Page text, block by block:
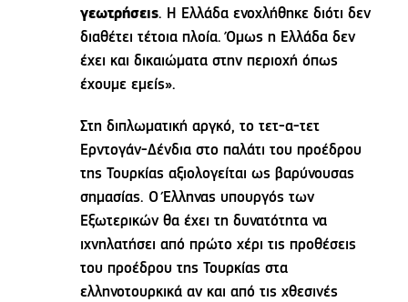
γεωτρήσεις. Η Ελλάδα ενοχλήθηκε διότι δεν
διαθέτει τέτοια πλοία. Όμως η Ελλάδα δεν
έχει και δικαιώματα στην περιοχή όπως
έχουμε εμείς».
Στη διπλωματική αργκό, το τετ-α-τετ
Ερντογάν-Δένδια στο παλάτι του προέδρου
της Τουρκίας αξιολογείται ως βαρύνουσας
σημασίας. Ο Έλληνας υπουργός των
Εξωτερικών θα έχει τη δυνατότητα να
ιχνηλατήσει από πρώτο χέρι τις προθέσεις
του προέδρου της Τουρκίας στα
ελληνοτουρκικά αν και από τις χθεσινές